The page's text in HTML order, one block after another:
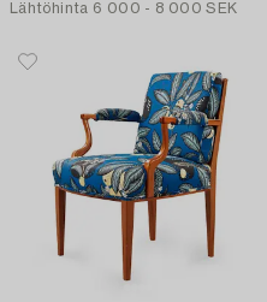
Lähtöhinta 6 000 - 8 000 SEK